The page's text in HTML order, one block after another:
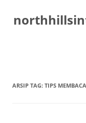
isi
ARSIP TAG: TIPS